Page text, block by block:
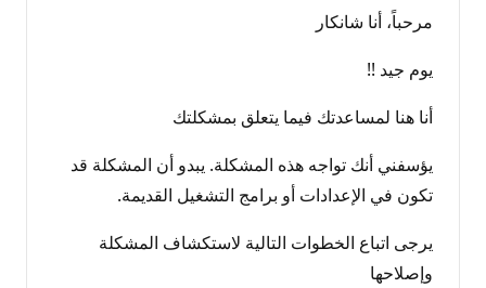
ة
مرحباً، أنا شانكار
يوم جيد !!
أنا هنا لمساعدتك فيما يتعلق بمشكلتك
يؤسفني أنك تواجه هذه المشكلة. يبدو أن المشكلة قد
تكون في الإعدادات أو برامج التشغيل القديمة.
يرجى اتباع الخطوات التالية لاستكشاف المشكلة
وإصلاحها